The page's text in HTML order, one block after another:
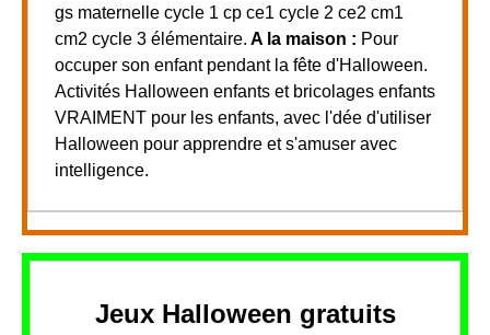
gs maternelle cycle 1 cp ce1 cycle 2 ce2 cm1
cm2 cycle 3 élémentaire. A la maison : Pour
occuper son enfant pendant la fête d'Halloween.
Activités Halloween enfants et bricolages enfants
VRAIMENT pour les enfants, avec l'dée d'utiliser
Halloween pour apprendre et s'amuser avec
intelligence.
Jeux Halloween gratuits